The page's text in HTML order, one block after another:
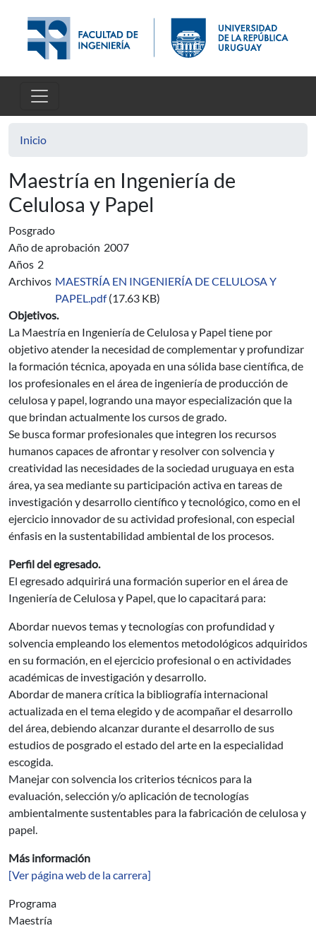
Inicio
Maestría en Ingeniería de
Celulosa y Papel
Posgrado
Año de aprobación 2007
Años 2
Archivos MAESTRÍA EN INGENIERÍA DE CELULOSA Y
PAPEL.pdf (17.63 KB)
Objetivos.
La Maestría en Ingeniería de Celulosa y Papel tiene por
objetivo atender la necesidad de complementar y profundizar
la formación técnica, apoyada en una sólida base científica, de
los profesionales en el área de ingeniería de producción de
celulosa y papel, logrando una mayor especialización que la
que brindan actualmente los cursos de grado.
Se busca formar profesionales que integren los recursos
humanos capaces de afrontar y resolver con solvencia y
creatividad las necesidades de la sociedad uruguaya en esta
área, ya sea mediante su participación activa en tareas de
investigación y desarrollo científico y tecnológico, como en el
ejercicio innovador de su actividad profesional, con especial
énfasis en la sustentabilidad ambiental de los procesos.
Perfil del egresado.
El egresado adquirirá una formación superior en el área de
Ingeniería de Celulosa y Papel, que lo capacitará para:
Abordar nuevos temas y tecnologías con profundidad y
solvencia empleando los elementos metodológicos adquiridos
en su formación, en el ejercicio profesional o en actividades
académicas de investigación y desarrollo.
Abordar de manera crítica la bibliografía internacional
actualizada en el tema elegido y de acompañar el desarrollo
del área, debiendo alcanzar durante el desarrollo de sus
estudios de posgrado el estado del arte en la especialidad
escogida.
Manejar con solvencia los criterios técnicos para la
evaluación, selección y/o aplicación de tecnologías
ambientalmente sustentables para la fabricación de celulosa y
papel.
Más información
[Ver página web de la carrera]
Programa
Maestría